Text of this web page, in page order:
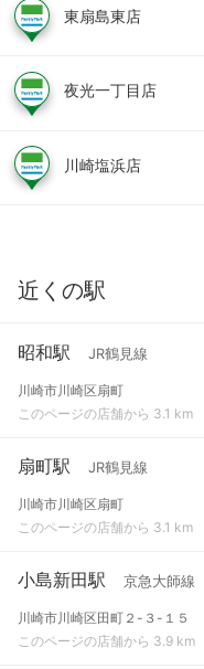
東扇島東店
夜光一丁目店
川崎塩浜店
近くの駅
昭和駅 JR鶴見線
川崎市川崎区扇町
このページの店舗から 3.1 km
扇町駅 JR鶴見線
川崎市川崎区扇町
このページの店舗から 3.1 km
小島新田駅 京急大師線
川崎市川崎区田町２-３-１５
このページの店舗から 3.9 km